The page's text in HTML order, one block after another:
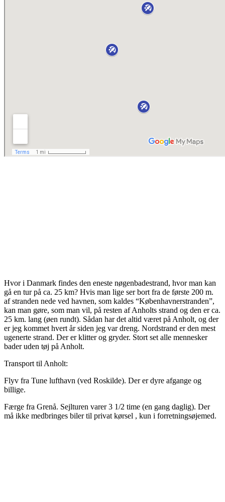
Hvor i Danmark findes den eneste nøgenbadestrand, hvor man kan
gå en tur på ca. 25 km? Hvis man lige ser bort fra de første 200 m.
af stranden nede ved havnen, som kaldes “Københavnerstranden”,
kan man gøre, som man vil, på resten af Anholts strand og den er ca.
25 km. lang (øen rundt). Sådan har det altid været på Anholt, og der
er jeg kommet hvert år siden jeg var dreng. Nordstrand er den mest
ugenerte strand. Der er klitter og gryder. Stort set alle mennesker
bader uden tøj på Anholt.
Transport til Anholt:
Flyv fra Tune lufthavn (ved Roskilde). Der er dyre afgange og
billige.
Færge fra Grenå. Sejlturen varer 3 1/2 time (en gang daglig). Der
må ikke medbringes biler til privat kørsel , kun i forretningsøjemed.